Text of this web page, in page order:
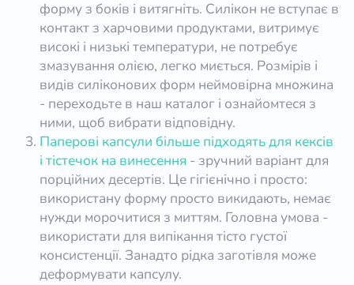
форму з боків і витягніть. Силікон не вступає в
контакт з харчовими продуктами, витримує
високі і низькі температури, не потребує
змазування олією, легко миється. Розмірів і
видів силіконових форм неймовірна множина
- переходьте в наш каталог і ознайомтеся з
ними, щоб вибрати відповідну.
Паперові капсули більше підходять для кексів
і тістечок на винесення - зручний варіант для
порційних десертів. Це гігієнічно і просто:
використану форму просто викидають, немає
нужди морочитися з миттям. Головна умова -
використати для випікання тісто густої
консистенції. Занадто рідка заготівля може
деформувати капсулу.